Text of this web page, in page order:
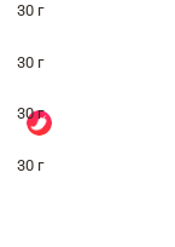
30 г
30 г
30 г
30 г